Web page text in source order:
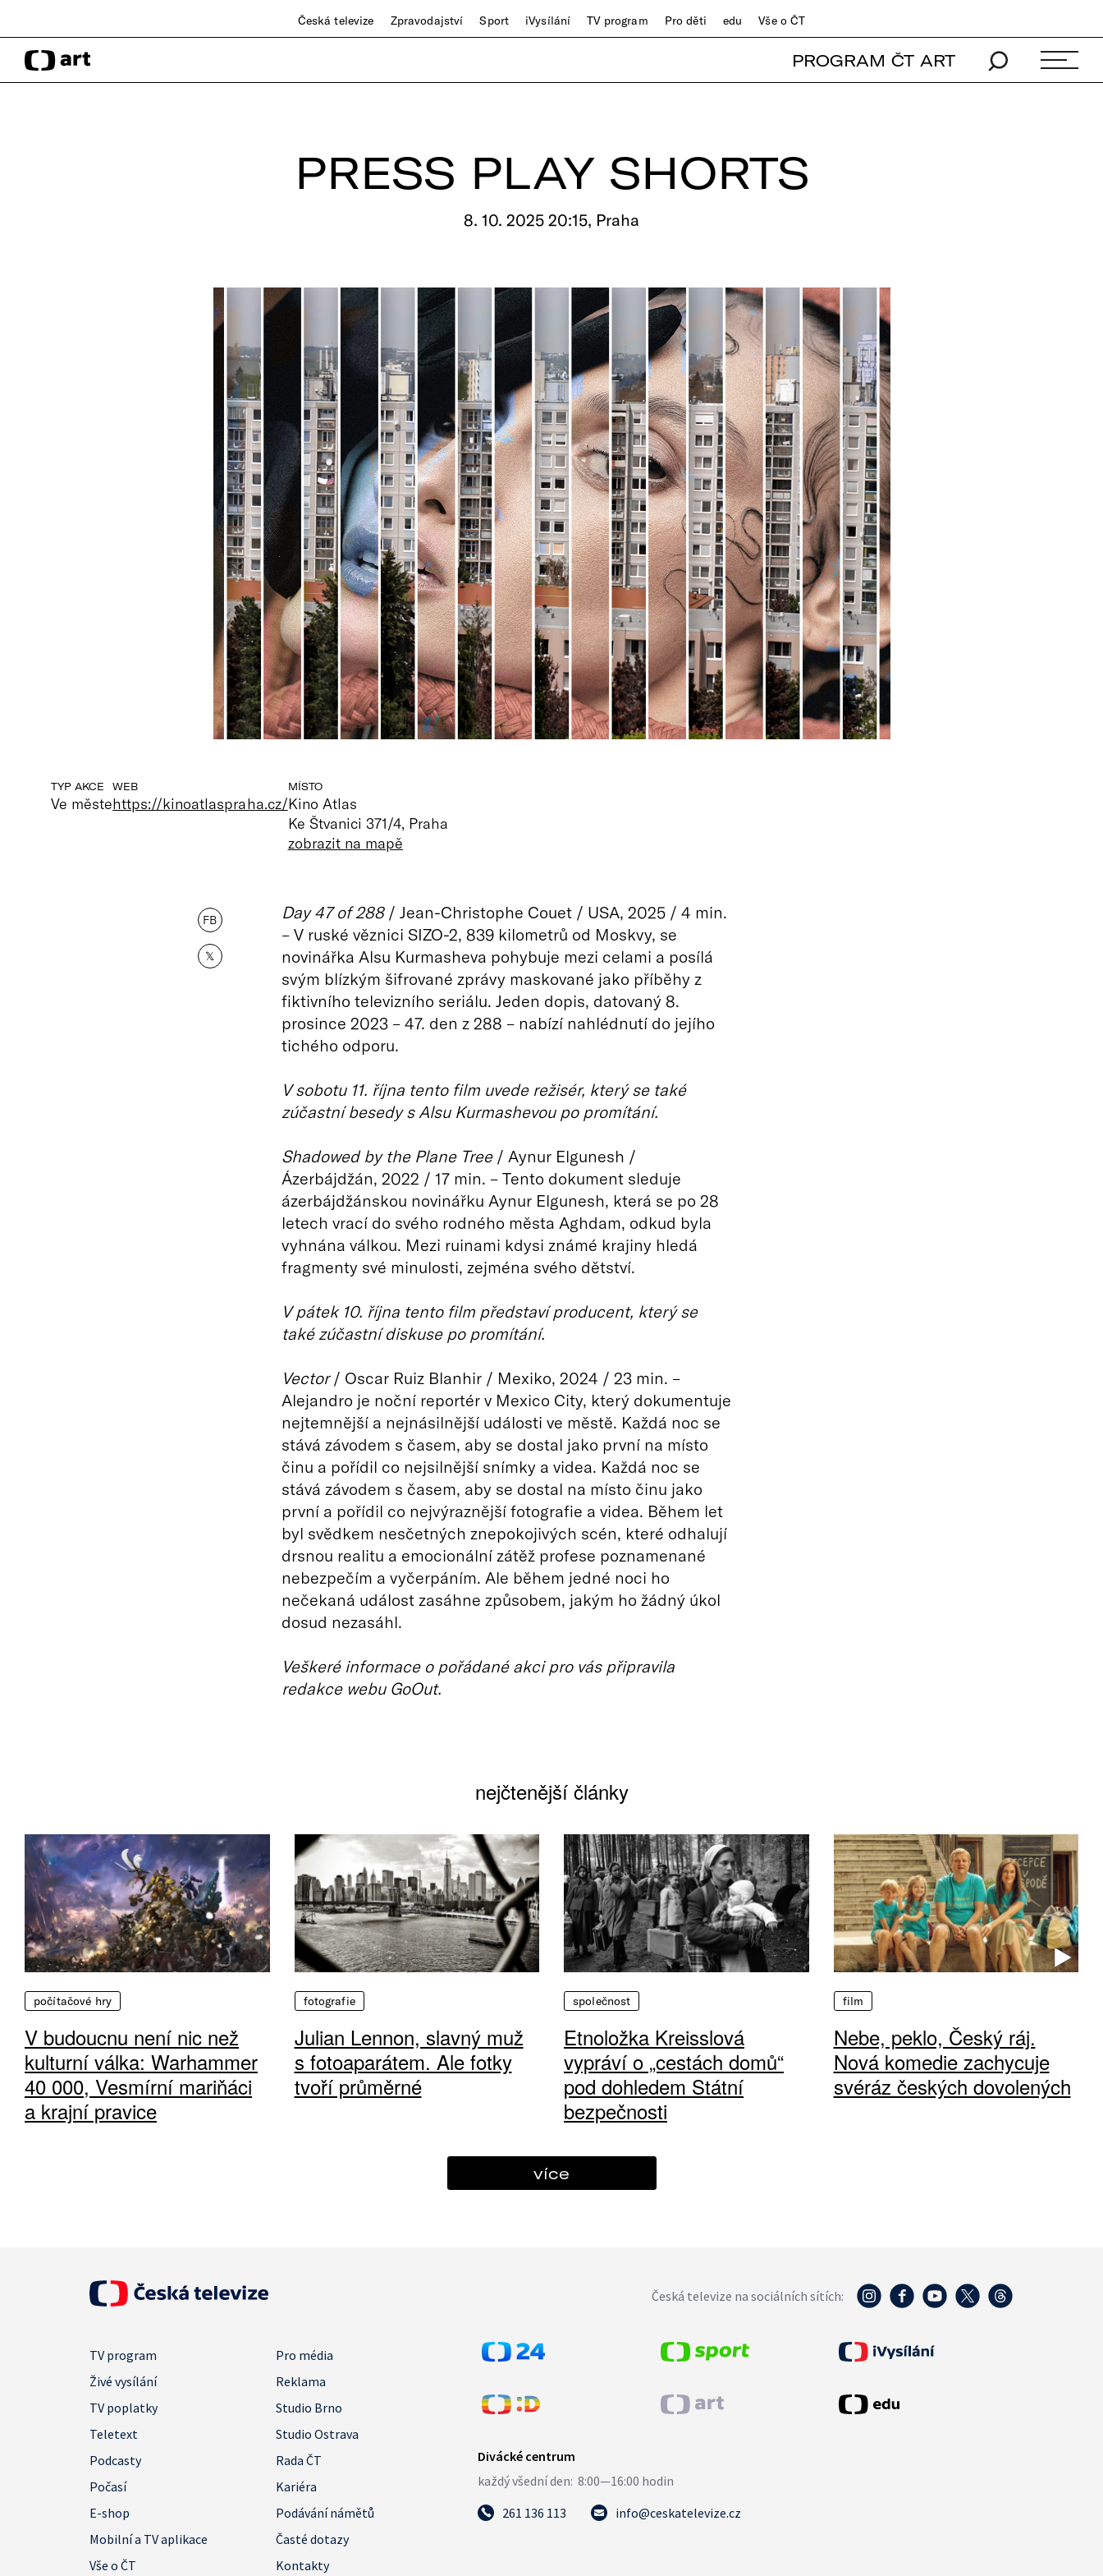
Česká televize Zpravodajství Sport iVysílání TV program Pro děti edu Vše o ČT
PROGRAM ČT ART
PRESS PLAY SHORTS
8. 10. 2025 20:15, Praha
TYP AKCE
Ve měste
WEB
https://kinoatlaspraha.cz/
MÍSTO
Kino Atlas
Ke Štvanici 371/4, Praha
zobrazit na mapě
FB
𝕏
Day 47 of 288/ Jean-Christophe Couet / USA, 2025 / 4 min.
– V ruské věznici SIZO-2, 839 kilometrů od Moskvy, se
novinářka Alsu Kurmasheva pohybuje mezi celami a posílá
svým blízkým šifrované zprávy maskované jako příběhy z
fiktivního televizního seriálu. Jeden dopis, datovaný 8.
prosince 2023 – 47. den z 288 – nabízí nahlédnutí do jejího
tichého odporu.
V sobotu 11. října tento film uvede režisér, který se také
zúčastní besedy s Alsu Kurmashevou po promítání.
Shadowed by the Plane Tree/ Aynur Elgunesh /
Ázerbájdžán, 2022 / 17 min. – Tento dokument sleduje
ázerbájdžánskou novinářku Aynur Elgunesh, která se po 28
letech vrací do svého rodného města Aghdam, odkud byla
vyhnána válkou. Mezi ruinami kdysi známé krajiny hledá
fragmenty své minulosti, zejména svého dětství.
V pátek 10. října tento film představí producent, který se
také zúčastní diskuse po promítání.
Vector/ Oscar Ruiz Blanhir / Mexiko, 2024 / 23 min. –
Alejandro je noční reportér v Mexico City, který dokumentuje
nejtemnější a nejnásilnější události ve městě. Každá noc se
stává závodem s časem, aby se dostal jako první na místo
činu a pořídil co nejsilnější snímky a videa. Každá noc se
stává závodem s časem, aby se dostal na místo činu jako
první a pořídil co nejvýraznější fotografie a videa. Během let
byl svědkem nesčetných znepokojivých scén, které odhalují
drsnou realitu a emocionální zátěž profese poznamenané
nebezpečím a vyčerpáním. Ale během jedné noci ho
nečekaná událost zasáhne způsobem, jakým ho žádný úkol
dosud nezasáhl.
Veškeré informace o pořádané akci pro vás připravila
redakce webu GoOut.
nejčtenější články
počítačové hry
V budoucnu není nic než
kulturní válka: Warhammer
40 000, Vesmírní mariňáci
a krajní pravice
fotografie
Julian Lennon, slavný muž
s fotoaparátem. Ale fotky
tvoří průměrné
společnost
Etnoložka Kreisslová
vypráví o „cestách domů“
pod dohledem Státní
bezpečnosti
film
Nebe, peklo, Český ráj.
Nová komedie zachycuje
svéráz českých dovolených
více
Česká televize na sociálních sítích:
TV program
Pro média
Živé vysílání
Reklama
TV poplatky
Studio Brno
Teletext
Studio Ostrava
Podcasty
Rada ČT
Počasí
Kariéra
E-shop
Podávání námětů
Mobilní a TV aplikace
Časté dotazy
Vše o ČT
Kontakty
261 136 113 info@ceskatelevize.cz